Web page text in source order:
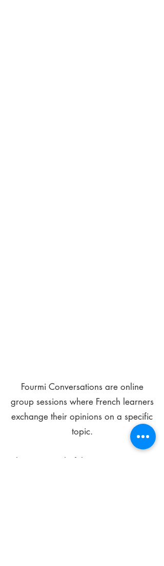
Fourmi Conversations are online
group sessions where French learners
exchange their opinions on a specific
topic.
The main goal of these meetings is to